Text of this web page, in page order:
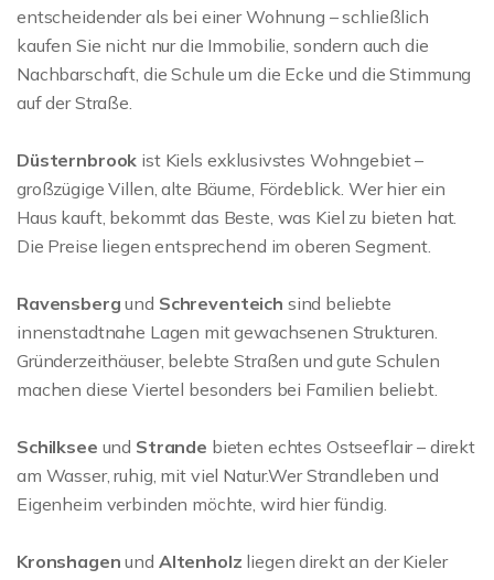
entscheidender als bei einer Wohnung – schließlich
kaufen Sie nicht nur die Immobilie, sondern auch die
Nachbarschaft, die Schule um die Ecke und die Stimmung
auf der Straße.
Düsternbrook ist Kiels exklusivstes Wohngebiet –
großzügige Villen, alte Bäume, Fördeblick. Wer hier ein
Haus kauft, bekommt das Beste, was Kiel zu bieten hat.
Die Preise liegen entsprechend im oberen Segment.
Ravensberg und Schreventeich sind beliebte
innenstadtnahe Lagen mit gewachsenen Strukturen.
Gründerzeithäuser, belebte Straßen und gute Schulen
machen diese Viertel besonders bei Familien beliebt.
Schilksee und Strande bieten echtes Ostseeflair – direkt
am Wasser, ruhig, mit viel Natur.Wer Strandleben und
Eigenheim verbinden möchte, wird hier fündig.
Kronshagen und Altenholz liegen direkt an der Kieler